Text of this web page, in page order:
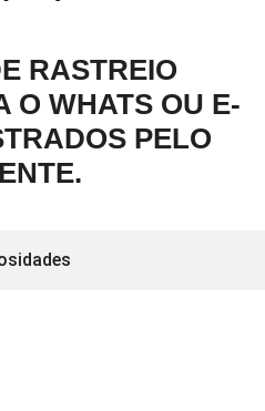
RASTREIO
O WHATS OU E-
PELO